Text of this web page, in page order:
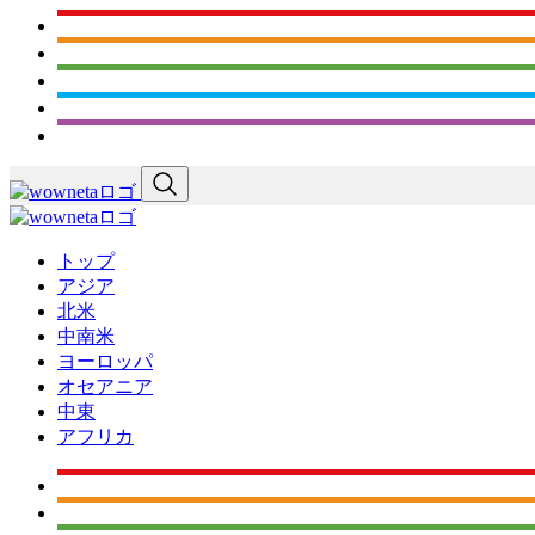
トップ
アジア
北米
中南米
ヨーロッパ
オセアニア
中東
アフリカ